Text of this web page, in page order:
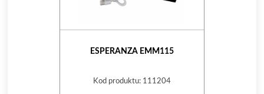
ESPERANZA EMM115
Kod produktu: 111204